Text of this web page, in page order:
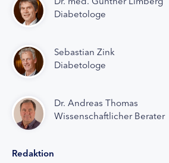
Diabetologe
Sebastian Zink
Diabetologe
Dr. Andreas Thomas
Wissenschaftlicher Berater
Redaktion